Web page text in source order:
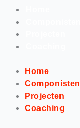
Home
Componisten
Projecten
Coaching